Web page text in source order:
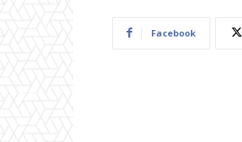
Facebook